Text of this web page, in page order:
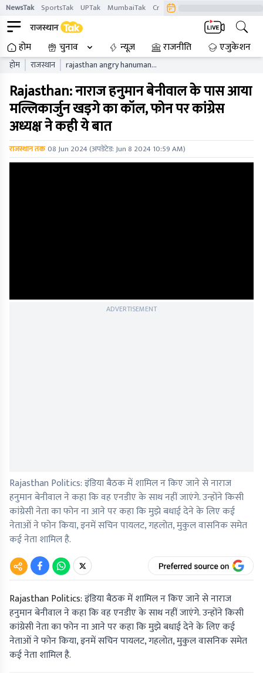
NewsTak SportsTak UPTak MumbaiTak CrimeTak
होम चुनाव न्यूज़ राजनीति एजुकेशन
होम राजस्थान
rajasthan angry hanuman
mallikarjun kharge
congress president said
this on the phone
Rajasthan: नाराज हनुमान बेनीवाल के पास आया
मल्लिकार्जुन खड़गे का कॉल, फोन पर कांग्रेस
अध्यक्ष ने कही ये बात
राजस्थान तक08 Jun 2024(अपडेटेड:Jun 8 2024 10:59 AM)
ADVERTISEMENT
Rajasthan Politics: इंडिया बैठक में शामिल न किए जाने से नाराज
हनुमान बेनीवाल ने कहा कि वह एनडीए के साथ नहीं जाएंगे. उन्होंने किसी
कांग्रेसी नेता का फोन ना आने पर कहा कि मुझे बधाई देने के लिए कई
नेताओं ने फोन किया, इनमें सचिन पायलट, गहलोत, मुकुल वासनिक समेत
कई नेता शामिल है.
Rajasthan Politics:इंडिया बैठक में शामिल न किए जाने से नाराज
हनुमान बेनीवाल ने कहा कि वह एनडीए के साथ नहीं जाएंगे. उन्होंने किसी
कांग्रेसी नेता का फोन ना आने पर कहा कि मुझे बधाई देने के लिए कई
नेताओं ने फोन किया, इनमें सचिन पायलट, गहलोत, मुकुल वासनिक समेत
कई नेता शामिल है.